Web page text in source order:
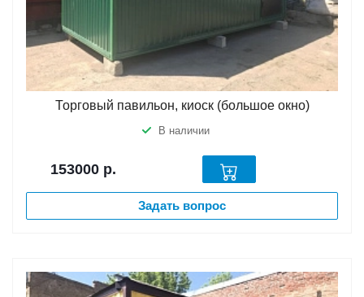
Торговый павильон, киоск (большое окно)
В наличии
153000 р.
Задать вопрос